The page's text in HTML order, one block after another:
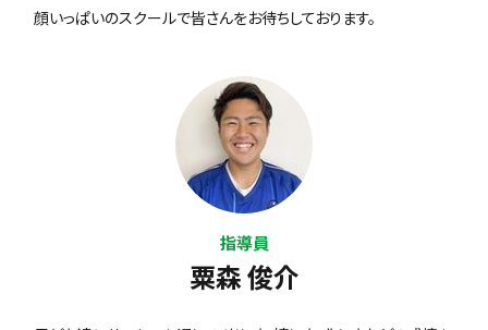
顔いっぱいのスクールで皆さんをお待ちしております。
指導員
粟森 俊介